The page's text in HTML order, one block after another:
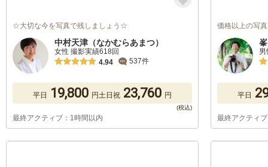
☆大切な今を写真で残しましょう☆
中村天津（なかむらあまつ）
女性 撮影実績618回
4.94
537件
平日 19,800 円土日祝 23,760 円
最終アクティブ：1時間以内
価格以上の写
平日
最終アクティ